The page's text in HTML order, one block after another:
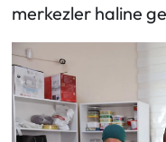
merkezler haline